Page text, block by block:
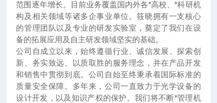
范围逐年增长。目前业务覆盖国内外各*高校、*科研机
构及相关领域等诸多企事业单位。筱晓拥有一支核心
的管理团队以及专业的研发实验室，奠定了我们在设
备的拓展应用及自主研发领域坚实的基础。
公司自成立以来，始终遵循行业、诚信发展、探索创
新、务实致远、以质取胜的服务理念，并在产品开发
和销售中贯彻到底。公司自始至终秉承着国际标准的
质量安全保障。多年来，公司一直致力于光学设备的
设计开发，以及知识产权的保护。我们将不断*管理机